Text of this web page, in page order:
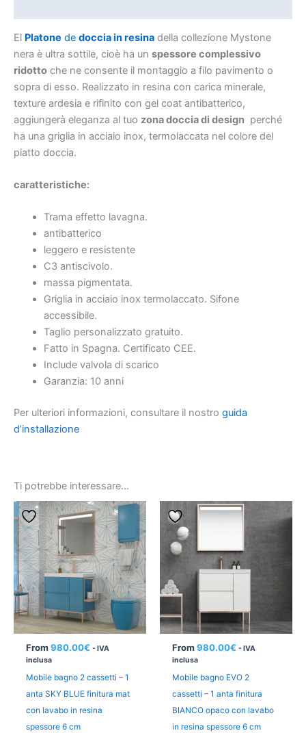
El Platone de doccia in resina della collezione Mystone
nera è ultra sottile, cioè ha un spessore complessivo
ridotto che ne consente il montaggio a filo pavimento o
sopra di esso. Realizzato in resina con carica minerale,
texture ardesia e rifinito con gel coat antibatterico,
aggiungerà eleganza al tuo zona doccia di design perché
ha una griglia in acciaio inox, termolaccata nel colore del
piatto doccia.
caratteristiche:
Trama effetto lavagna.
antibatterico
leggero e resistente
C3 antiscivolo.
massa pigmentata.
Griglia in acciaio inox termolaccato. Sifone
accessibile.
Taglio personalizzato gratuito.
Fatto in Spagna. Certificato CEE.
Include valvola di scarico
Garanzia: 10 anni
Per ulteriori informazioni, consultare il nostro guida
d’installazione
Ti potrebbe interessare…
From 980.00€ - IVA
inclusa
Mobile bagno 2 cassetti – 1
anta SKY BLUE finitura mat
con lavabo in resina
spessore 6 cm
From 980.00€ - IVA
inclusa
Mobile bagno EVO 2
cassetti – 1 anta finitura
BIANCO opaco con lavabo
in resina spessore 6 cm